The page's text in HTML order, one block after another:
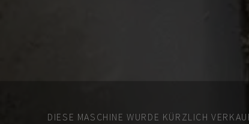
DIESE MASCHINE WURDE KÜRZLICH